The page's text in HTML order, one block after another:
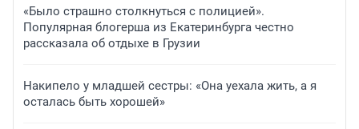
«Было страшно столкнуться с полицией».
Популярная блогерша из Екатеринбурга честно
рассказала об отдыхе в Грузии
Накипело у младшей сестры: «Она уехала жить, а я
осталась быть хорошей»